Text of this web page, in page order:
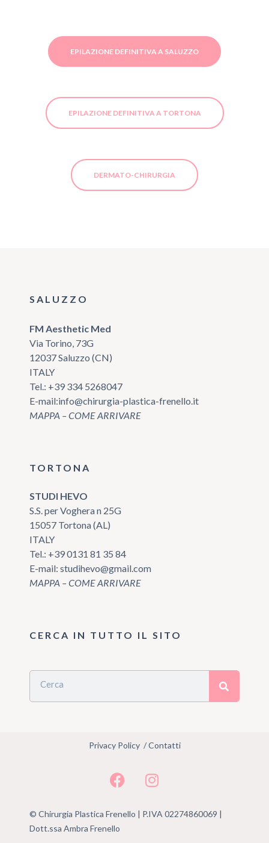
EPILAZIONE DEFINITIVA A SALUZZO
EPILAZIONE DEFINITIVA A TORTONA
DERMATO-CHIRURGIA
SALUZZO
FM Aesthetic Med
Via Torino, 73G
12037 Saluzzo (CN)
ITALY
Tel.: +39 334 5268047
E-mail:info@chirurgia-plastica-frenello.it
MAPPA – COME ARRIVARE
TORTONA
STUDI HEVO
S.S. per Voghera n 25G
15057 Tortona (AL)
ITALY
Tel.: +39 0131 81 35 84
E-mail: studihevo@gmail.com
MAPPA – COME ARRIVARE
CERCA IN TUTTO IL SITO
© Chirurgia Plastica Frenello | P.IVA 02274860069 |
Dott.ssa Ambra Frenello
Privacy Policy/Contatti